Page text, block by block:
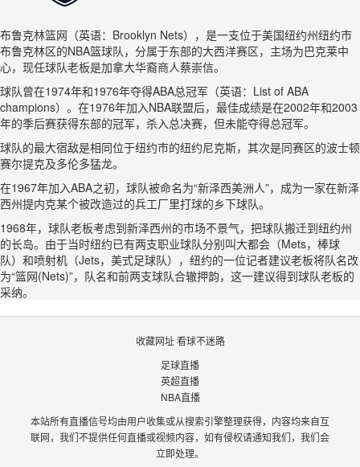
布鲁克林篮网（英语：Brooklyn Nets），是一支位于美国纽约州纽约市
布鲁克林区的NBA篮球队，分属于东部的大西洋赛区，主场为巴克莱中
心，现任球队老板是加拿大华裔商人蔡崇信。
球队曾在1974年和1976年夺得ABA总冠军（英语：List of ABA
champions）。在1976年加入NBA联盟后，最佳成绩是在2002年和2003
年的季后赛获得东部的冠军，杀入总决赛，但未能夺得总冠军。
球队的最大宿敌是相同位于纽约市的纽约尼克斯，其次是同赛区的波士顿
赛尔提克及多伦多猛龙。
在1967年加入ABA之初，球队被命名为“新泽西美洲人”，成为一家在新泽
西州提内克某个被改造过的兵工厂里打球的乡下球队。
1968年，球队老板考虑到新泽西州的市场不景气，把球队搬迁到纽约州
的长岛。由于当时纽约已有两支职业球队分别叫大都会（Mets，棒球
队）和喷射机（Jets，美式足球队），纽约的一位记者建议老板将队名改
为“篮网(Nets)”，队名和前两支球队合辙押韵，这一建议得到球队老板的
采纳。
收藏网址 看球不迷路
足球直播
英超直播
NBA直播
本站所有直播信号均由用户收集或从搜索引擎整理获得，内容均来自互
联网，我们不提供任何直播或视频内容，如有侵权请通知我们，我们会
立即处理。